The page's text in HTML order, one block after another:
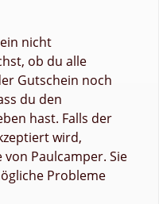
nicht
ob du alle
Gutschein noch
du den
hast. Falls der
wird,
Paulcamper. Sie
Probleme